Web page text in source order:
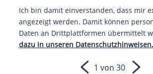
Ich bin damit einverstanden, dass mir
angezeigt werden. Damit können
Daten an Drittplattformen übermittelt
dazu in unseren Datenschutzhinweisen.
1 von 30